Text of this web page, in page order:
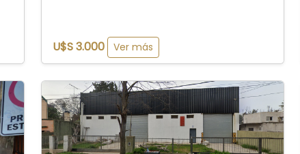
U$S 3.000 Ver más